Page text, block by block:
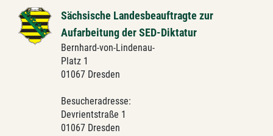
Sächsische Landesbeauftragte zur
Aufarbeitung der SED-Diktatur
Bernhard-von-Lindenau-
Platz 1
01067 Dresden
Besucheradresse:
Devrientstraße 1
01067 Dresden